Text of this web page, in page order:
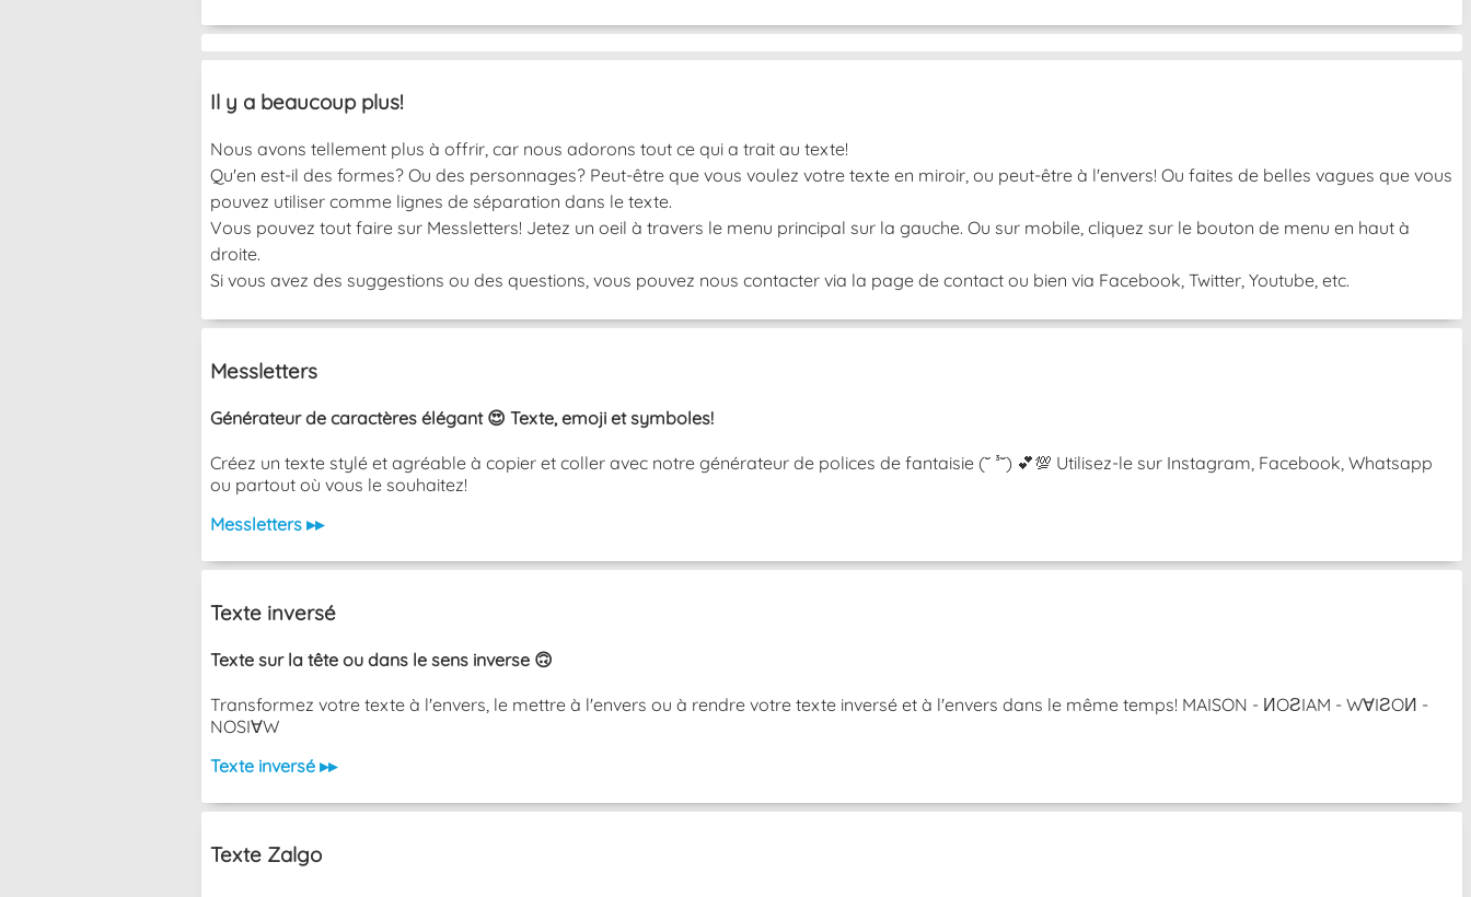
Il y a beaucoup plus!
Nous avons tellement plus à offrir, car nous adorons tout ce qui a trait au texte!
Qu'en est-il des formes? Ou des personnages? Peut-être que vous voulez votre texte en miroir, ou peut-être à l'envers! Ou faites de belles vagues que vous
pouvez utiliser comme lignes de séparation dans le texte.
Vous pouvez tout faire sur Messletters! Jetez un oeil à travers le menu principal sur la gauche. Ou sur mobile, cliquez sur le bouton de menu en haut à
droite.
Si vous avez des suggestions ou des questions, vous pouvez nous contacter via la page de contact ou bien via Facebook, Twitter, Youtube, etc.
Messletters
Générateur de caractères élégant 😍 Texte, emoji et symboles!
Créez un texte stylé et agréable à copier et coller avec notre générateur de polices de fantaisie (˘ ³˘) 💕💯 Utilisez-le sur Instagram, Facebook, Whatsapp
ou partout où vous le souhaitez!
Messletters ▸▸
Texte inversé
Texte sur la tête ou dans le sens inverse 🙃
Transformez votre texte à l'envers, le mettre à l'envers ou à rendre votre texte inversé et à l'envers dans le même temps! MAISON - ИOƧIAM - W∀IƧOИ -
NOSI∀W
Texte inversé ▸▸
Texte Zalgo